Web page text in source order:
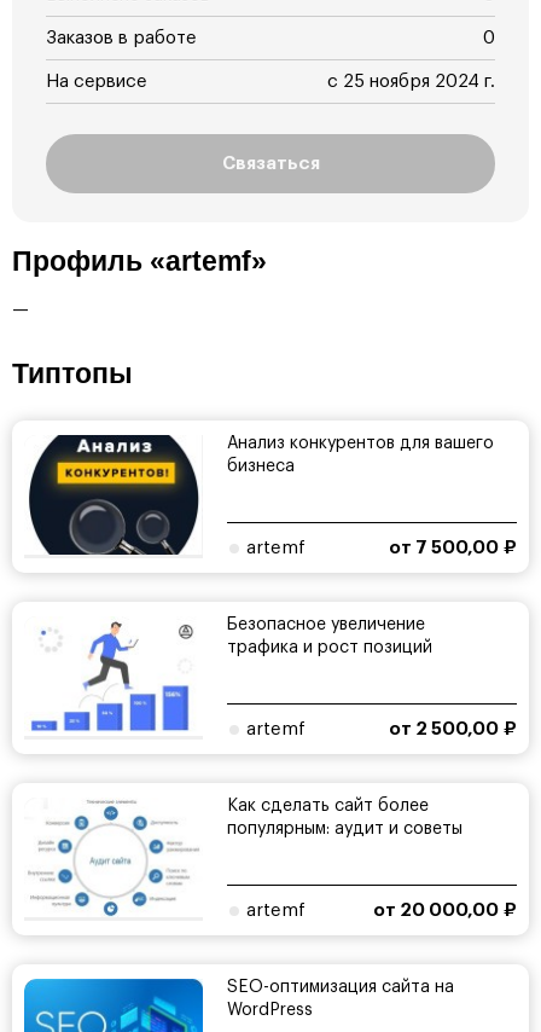
Заказов в работе 0
На сервисе с 25 ноября 2024 г.
Связаться
Профиль «artemf»
—
Типтопы
Анализ конкурентов для вашего
бизнеса
artemf от 7 500,00 ₽
Безопасное увеличение
трафика и рост позиций
artemf от 2 500,00 ₽
Как сделать сайт более
популярным: аудит и советы
artemf от 20 000,00 ₽
SEO-оптимизация сайта на
WordPress